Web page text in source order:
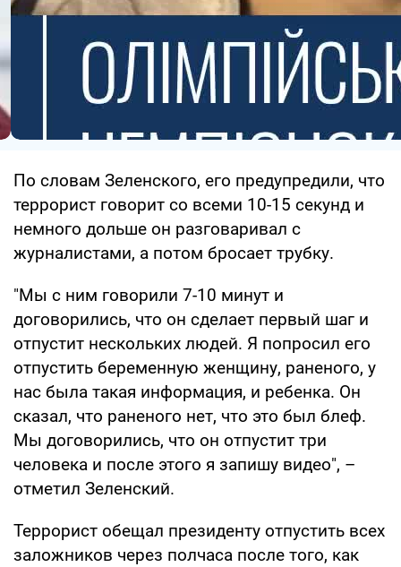
По словам Зеленского, его предупредили, что
террорист говорит со всеми 10-15 секунд и
немного дольше он разговаривал с
журналистами, а потом бросает трубку.
"Мы с ним говорили 7-10 минут и
договорились, что он сделает первый шаг и
отпустит нескольких людей. Я попросил его
отпустить беременную женщину, раненого, у
нас была такая информация, и ребенка. Он
сказал, что раненого нет, что это был блеф.
Мы договорились, что он отпустит три
человека и после этого я запишу видео", –
отметил Зеленский.
Террорист обещал президенту отпустить всех
заложников через полчаса после того, как